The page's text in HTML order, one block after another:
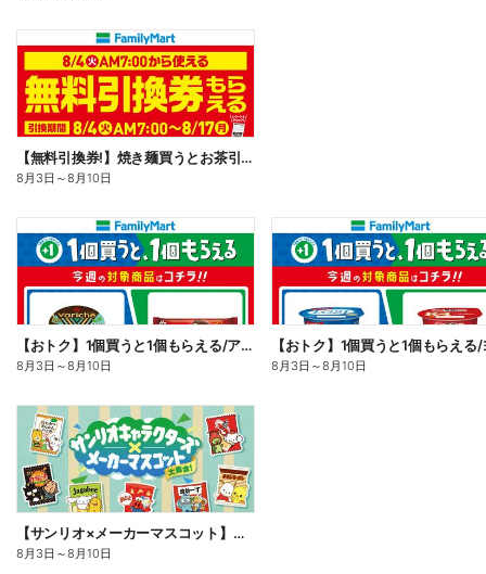
【無料引換券!】焼き麺買うとお茶引換券貰える!
8月3日 ～8月10日
【おトク】1個買うと1個もらえる/アイス
8月3日 ～8月10日 8月3日 ～8月10日
【サンリオ×メーカーマスコット】オリジナルグッズ貰える!
8月3日 ～8月10日